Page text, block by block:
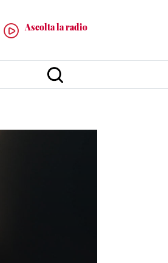
Ascolta la radio